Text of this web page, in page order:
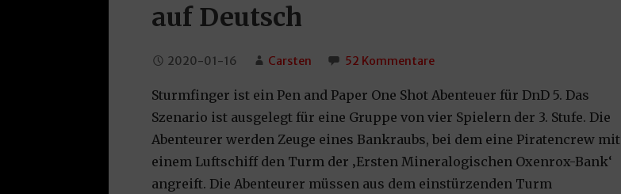
auf Deutsch
2020-01-16 Carsten 52 Kommentare
Sturmfinger ist ein Pen and Paper One Shot Abenteuer für DnD 5. Das
Szenario ist ausgelegt für eine Gruppe von vier Spielern der 3. Stufe. Die
Abenteurer werden Zeuge eines Bankraubs, bei dem eine Piratencrew mit
einem Luftschiff den Turm der ‚Ersten Mineralogischen Oxenrox-Bank‘
angreift. Die Abenteurer müssen aus dem einstürzenden Turm